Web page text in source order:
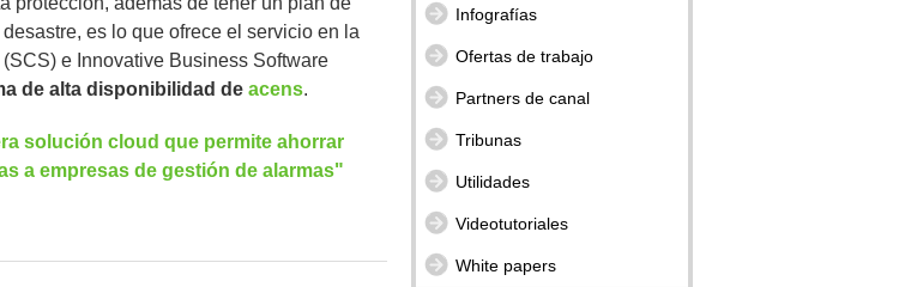
es lo que ofrece el servicio en la
e Innovative Business Software
de alta disponibilidad de acens.
solución cloud que permite ahorrar
a empresas de gestión de alarmas"
Infografías
Ofertas de trabajo
Partners de canal
Tribunas
Utilidades
Videotutoriales
White papers